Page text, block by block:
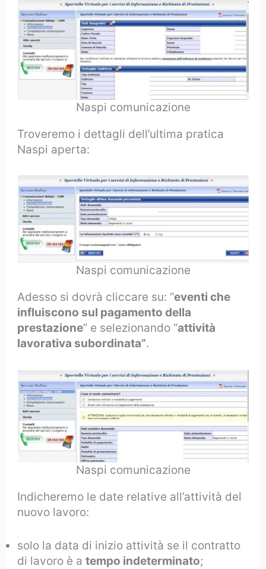
Naspi comunicazione
Troveremo i dettagli dell’ultima pratica
Naspi aperta:
Naspi comunicazione
Adesso si dovrà cliccare su: “eventi che
influiscono sul pagamento della
prestazione” e selezionando “attività
lavorativa subordinata”.
Naspi comunicazione
Indicheremo le date relative all’attività del
nuovo lavoro:
solo la data di inizio attività se il contratto
di lavoro è atempo indeterminato;